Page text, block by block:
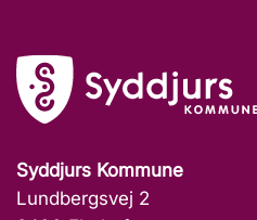
Syddjurs Kommune
Lundbergsvej 2